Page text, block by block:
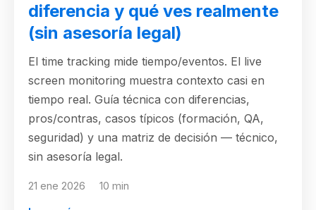
diferencia y qué ves realmente
(sin asesoría legal)
El time tracking mide tiempo/eventos. El live
screen monitoring muestra contexto casi en
tiempo real. Guía técnica con diferencias,
pros/contras, casos típicos (formación, QA,
seguridad) y una matriz de decisión — técnico,
sin asesoría legal.
21 ene 2026 10 min